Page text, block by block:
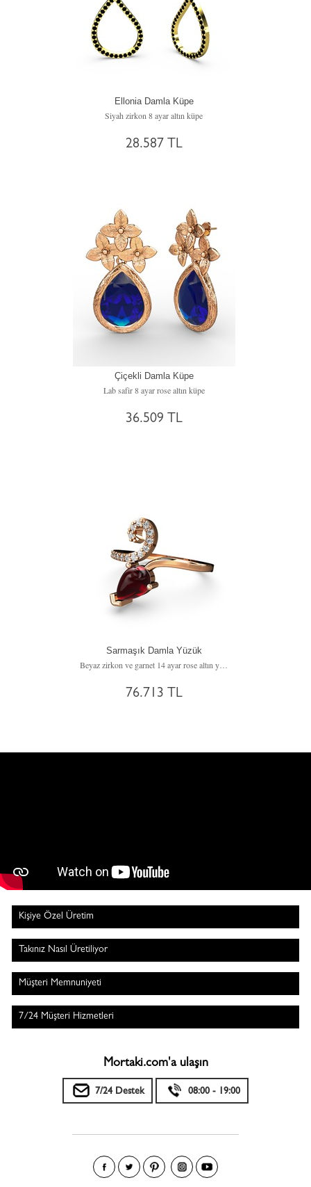
Ellonia Damla Küpe
Siyah zirkon 8 ayar altın küpe
28.587 TL
Çiçekli Damla Küpe
Lab safir 8 ayar rose altın küpe
36.509 TL
Sarmaşık Damla Yüzük
Beyaz zirkon ve garnet 14 ayar rose altın yüzük
76.713 TL
Kişiye Özel Üretim
Takınız Nasıl Üretiliyor
Müşteri Memnuniyeti
7/24 Müşteri Hizmetleri
Mortaki.com'a ulaşın
7/24 Destek 08:00 - 19:00